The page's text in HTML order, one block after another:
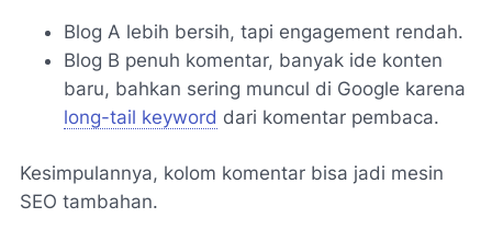
Blog A lebih bersih, tapi engagement rendah.
Blog B penuh komentar, banyak ide konten
baru, bahkan sering muncul di Google karena
long-tail keyword dari komentar pembaca.
Kesimpulannya, kolom komentar bisa jadi mesin
SEO tambahan.